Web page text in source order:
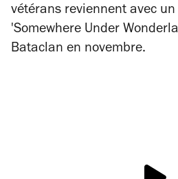
vétérans reviennent avec
'Somewhere Under
Bataclan en novembre.